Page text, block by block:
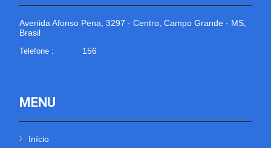
Avenida Afonso Pena, 3297 - Centro, Campo Grande - MS,
Brasil
Telefone : 156
MENU
Início